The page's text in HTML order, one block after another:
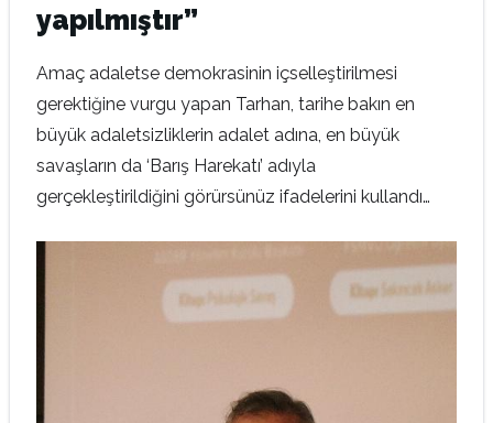
yapılmıştır”
Amaç adaletse demokrasinin içselleştirilmesi
gerektiğine vurgu yapan Tarhan, tarihe bakın en
büyük adaletsizliklerin adalet adına, en büyük
savaşların da ‘Barış Harekatı’ adıyla
gerçekleştirildiğini görürsünüz ifadelerini kullandı…